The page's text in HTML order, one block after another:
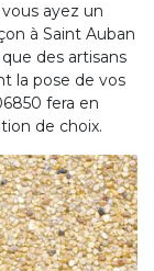
ayez un
à Saint Auban
des artisans
la pose de vos
fera en
de choix.